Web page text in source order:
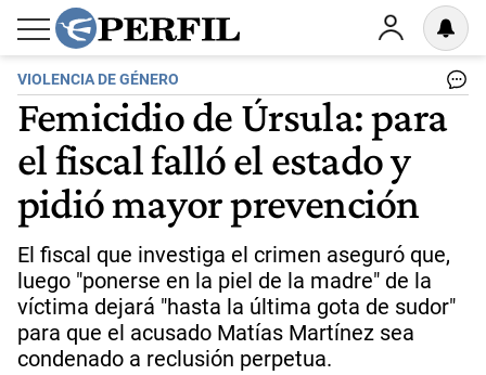
VIOLENCIA DE GÉNERO
Femicidio de Úrsula: para
el fiscal falló el estado y
pidió mayor prevención
El fiscal que investiga el crimen aseguró que,
luego "ponerse en la piel de la madre" de la
víctima dejará "hasta la última gota de sudor"
para que el acusado Matías Martínez sea
condenado a reclusión perpetua.